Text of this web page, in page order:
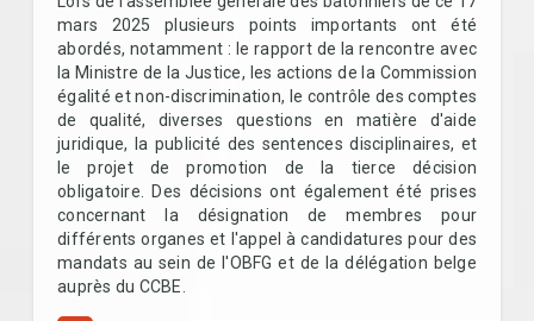
mars 2025 plusieurs points importants ont été
abordés, notamment : le rapport de la rencontre avec
la Ministre de la Justice, les actions de la Commission
égalité et non-discrimination, le contrôle des comptes
de qualité, diverses questions en matière d'aide
juridique, la publicité des sentences disciplinaires, et
le projet de promotion de la tierce décision
obligatoire. Des décisions ont également été prises
concernant la désignation de membres pour
différents organes et l'appel à candidatures pour des
mandats au sein de l'OBFG et de la délégation belge
auprès du CCBE.